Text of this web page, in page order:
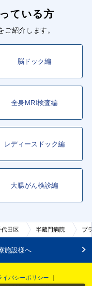
ている方
ご紹介します。
脳ドック編
全身MRI検査編
レディースドック編
大腸がん検診編
代田区 半蔵門病院 プ
施設様へ
イバシーポリシー